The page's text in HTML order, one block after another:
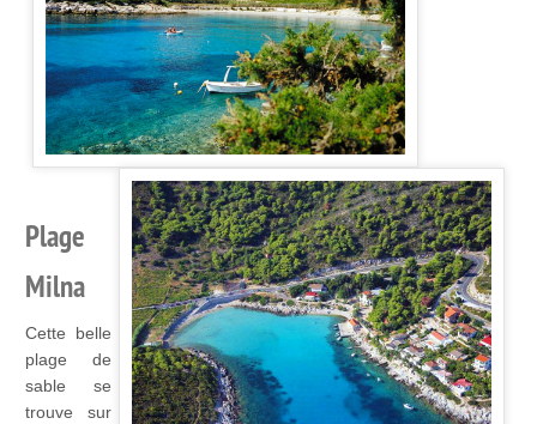
Plage
Milna
Cette belle
plage de
sable se
trouve sur